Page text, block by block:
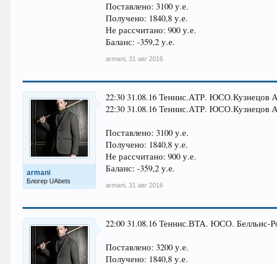
Поставлено: 3100 у.е.
Получено: 1840,8 у.е.
Не рассчитано: 900 у.е.
Баланс: -359,2 у.е.
armani 31 авг 2016
armani
Блогер UAbets
22:30 31.08.16 Теннис.АТР. ЮСО.Кузнецов
22:30 31.08.16 Теннис.АТР. ЮСО.Кузнецов
Поставлено: 3100 у.е.
Получено: 1840,8 у.е.
Не рассчитано: 900 у.е.
Баланс: -359,2 у.е.
armani 31 авг 2016
22:00 31.08.16 Теннис.ВТА. ЮСО. Белльис-
Поставлено: 3200 у.е.
Получено: 1840,8 у.е.